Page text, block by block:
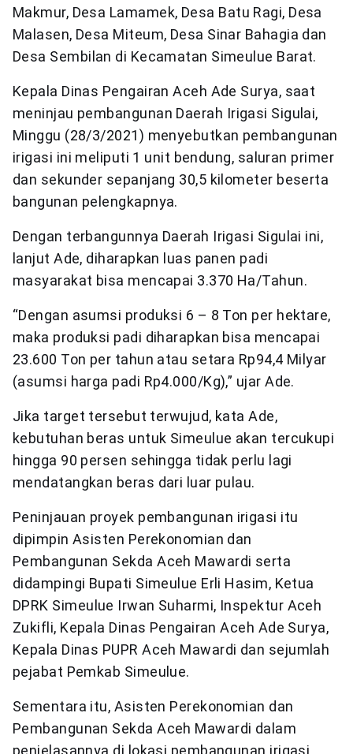
Makmur, Desa Lamamek, Desa Batu Ragi, Desa
Malasen, Desa Miteum, Desa Sinar Bahagia dan
Desa Sembilan di Kecamatan Simeulue Barat.
Kepala Dinas Pengairan Aceh Ade Surya, saat
meninjau pembangunan Daerah Irigasi Sigulai,
Minggu (28/3/2021) menyebutkan pembangunan
irigasi ini meliputi 1 unit bendung, saluran primer
dan sekunder sepanjang 30,5 kilometer beserta
bangunan pelengkapnya.
Dengan terbangunnya Daerah Irigasi Sigulai ini,
lanjut Ade, diharapkan luas panen padi
masyarakat bisa mencapai 3.370 Ha/Tahun.
“Dengan asumsi produksi 6 – 8 Ton per hektare,
maka produksi padi diharapkan bisa mencapai
23.600 Ton per tahun atau setara Rp94,4 Milyar
(asumsi harga padi Rp4.000/Kg),” ujar Ade.
Jika target tersebut terwujud, kata Ade,
kebutuhan beras untuk Simeulue akan tercukupi
hingga 90 persen sehingga tidak perlu lagi
mendatangkan beras dari luar pulau.
Peninjauan proyek pembangunan irigasi itu
dipimpin Asisten Perekonomian dan
Pembangunan Sekda Aceh Mawardi serta
didampingi Bupati Simeulue Erli Hasim, Ketua
DPRK Simeulue Irwan Suharmi, Inspektur Aceh
Zukifli, Kepala Dinas Pengairan Aceh Ade Surya,
Kepala Dinas PUPR Aceh Mawardi dan sejumlah
pejabat Pemkab Simeulue.
Sementara itu, Asisten Perekonomian dan
Pembangunan Sekda Aceh Mawardi dalam